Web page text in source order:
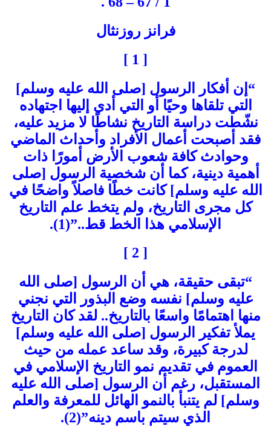
فرانز روزنثال
[ 1 ]
“إن أفكار الرسول [صلى الله عليه وسلم]
التي تلقاها وحيًا أو التي أدى إليها اجتهاده
نشّطت دراسة التاريخ نشاطًا لا مزيد عليه،
فقد أصبحت أعمال الأفراد وأحداث الماضي
وحوادث كافة شعوب الأرض أمورًا ذات
أهمية دينية، كما أن شخصية الرسول [صلى
الله عليه وسلم] كانت خطًا فاصلاً واضحًا في
كل مجرى التاريخ، ولم يتخط علم التاريخ
الإسلامي هذا الخط قط..”(1).
[ 2 ]
“تبقى حقيقة، هي أن الرسول [صلى الله
عليه وسلم] نفسه وضع البذور التي نجني
منها اهتمامًا واسعًا بالتاريخ.. لقد كان التاريخ
يملأ تفكير الرسول [صلى الله عليه وسلم]
لدرجة كبيرة، وقد ساعد عمله من حيث
العموم في تقديم نمو التاريخ الإسلامي في
المستقبل، رغم أن الرسول [صلى الله عليه
وسلم] لم يتنبأ بالنمو الهائل للمعرفة والعلم
الذي سيتم باسم دينه”(2).